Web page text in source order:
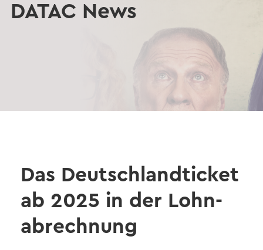
DATAC News
Das Deutsch­land­ti­cket
ab 2025 in der Lohn­
ab­rech­nung